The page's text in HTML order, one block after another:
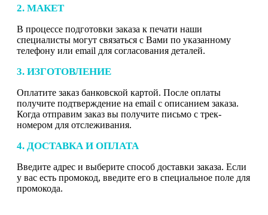
2. МАКЕТ
В процессе подготовки заказа к печати наши
специалисты могут связаться с Вами по указанному
телефону или email для согласования деталей.
3. ИЗГОТОВЛЕНИЕ
Оплатите заказ банковской картой. После оплаты
получите подтверждение на email с описанием заказа.
Когда отправим заказ вы получите письмо с трек-
номером для отслеживания.
4. ДОСТАВКА И ОПЛАТА
Введите адрес и выберите способ доставки заказа. Если
у вас есть промокод, введите его в специальное поле для
промокода.